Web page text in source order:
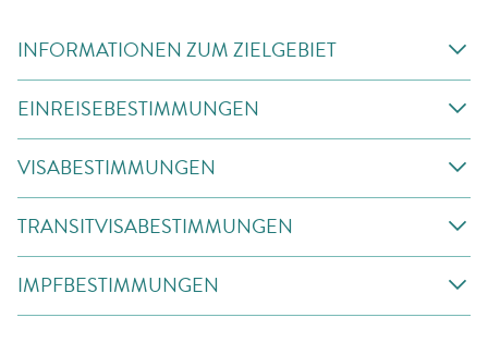
INFORMATIONEN ZUM ZIELGEBIET
EINREISEBESTIMMUNGEN
VISABESTIMMUNGEN
TRANSITVISABESTIMMUNGEN
IMPFBESTIMMUNGEN